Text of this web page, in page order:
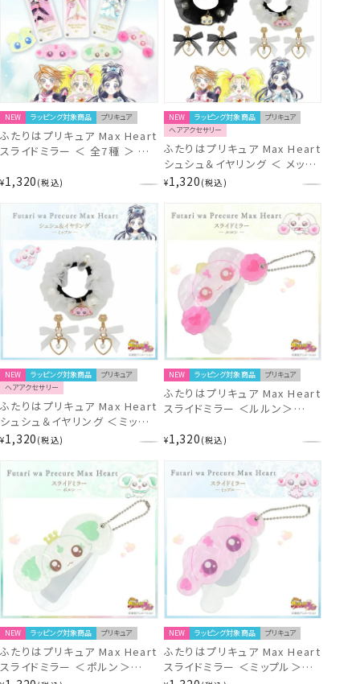
NEW ラッピング対象商品 プリキュア
ふたりはプリキュア Max Heart
スライドミラー ＜ 全7種 ＞ 粧
¥1,320 税込
NEW ラッピング対象商品
プリキュア
ヘアアクセサリー
ふたりはプリキュア Max Heart
シュシュ＆イヤリング ＜ メップ
ル/ミップル ＞ 粧美堂
¥1,320 税込
NEW ラッピング対象商品
プリキュア
ヘアアクセサリー
ふたりはプリキュア Max Heart
シュシュ＆イヤリング ＜ミップ
ル＞ PR21975
¥1,320 税込
NEW ラッピング対象商品 プリキュア
ふたりはプリキュア Max Heart
スライドミラー ＜ルルン＞
¥1,320 税込
NEW ラッピング対象商品 プリキュア
ふたりはプリキュア Max Heart
スライドミラー ＜ポルン＞
NEW ラッピング対象商品 プリキュア
ふたりはプリキュア Max Heart
スライドミラー ＜ミップル＞